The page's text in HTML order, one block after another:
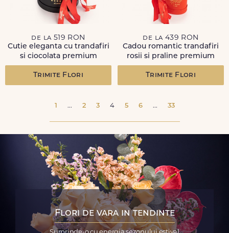
de la 519 RON
Cutie eleganta cu trandafiri
si ciocolata premium
Trimite Flori
de la 439 RON
Cadou romantic trandafiri
rosii si praline premium
Trimite Flori
1 ... 2 3 4 5 6 ... 33
Flori de vara in tendinte